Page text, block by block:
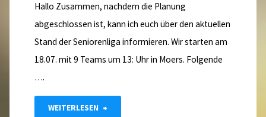
Hallo Zusammen, nachdem die Planung
abgeschlossen ist, kann ich euch über den aktuellen
Stand der Seniorenliga informieren. Wir starten am
18.07. mit 9 Teams um 13: Uhr in Moers. Folgende
….
WEITERLESEN "Seniorenliga